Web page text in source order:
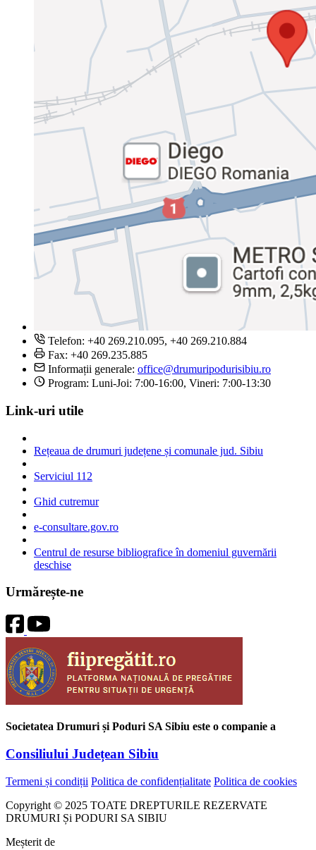
Telefon: +40 269.210.095, +40 269.210.884
Fax: +40 269.235.885
Informații generale: office@drumuripodurisibiu.ro
Program: Luni-Joi: 7:00-16:00, Vineri: 7:00-13:30
Link-uri utile
Rețeaua de drumuri județene și comunale jud. Sibiu
Serviciul 112
Ghid cutremur
e-consultare.gov.ro
Centrul de resurse bibliografice în domeniul guvernării
deschise
Urmărește-ne
Societatea Drumuri și Poduri SA Sibiu este o companie a
Consiliului Județean Sibiu
Termeni și condiții Politica de confidențialitate Politica de cookies
Copyright © 2025 TOATE DREPTURILE REZERVATE
DRUMURI Și PODURI SA SIBIU
Meșterit de